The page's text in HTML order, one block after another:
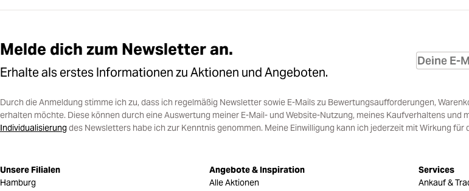
Melde dich zum Newsletter an.
Erhalte als erstes Informationen zu Aktionen und Angeboten.
Durch die Anmeldung stimme ich zu, dass ich regelmäßig Newsletter sowie E-Mails zu Bewertungsaufforderungen,
erhalten möchte. Diese können durch eine Auswertung meiner E-Mail- und Website-Nutzung, meines Kaufverhaltens und
Individualisierungdes Newsletters habe ich zur Kenntnis genommen. Meine Einwilligung kann ich jederzeit mit Wirkung
Unsere Filialen
Hamburg
Angebote & Inspiration
Alle Aktionen
Services
Ankauf &